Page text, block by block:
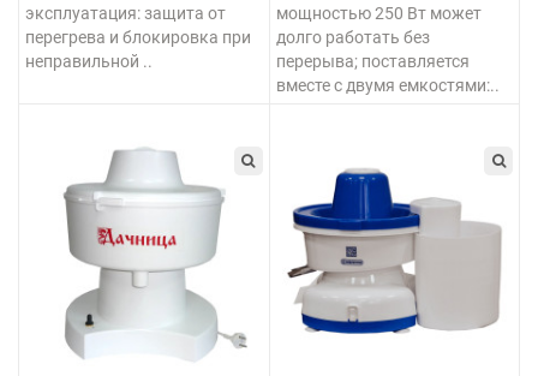
эксплуатация: защита от
перегрева и блокировка при
неправильной ..
мощностью 250 Вт может
долго работать без
перерыва; поставляется
вместе с двумя емкостями:..